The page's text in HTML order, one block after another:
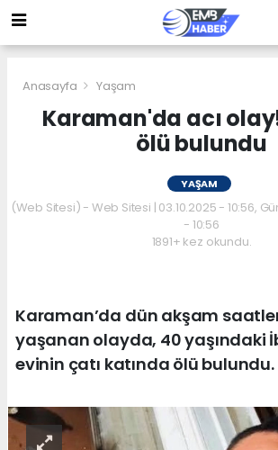
Anasayfa Yaşam
Karaman'da acı
ölü bulundu
YAŞAM
(Web Sitesi) - Web Sitesi | 03.10.2025 - 10:56,
- 10:56
1891+ kez okundu.
Karaman’da dün akşam
yaşanan olayda, 40 yaşındaki
evinin çatı katında ölü bulundu.